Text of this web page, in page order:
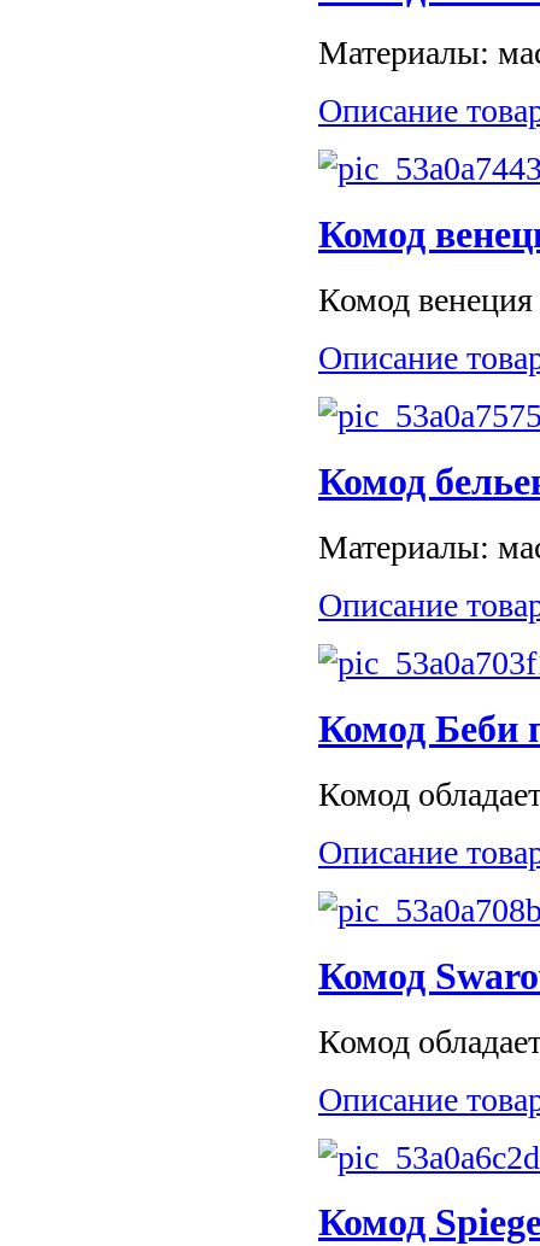
Материалы:
Описание
Комод
Комод
Описание
Комод
Материалы:
Описание
Комод Беби
Комод
Описание
Комод
Комод
Описание
Комод